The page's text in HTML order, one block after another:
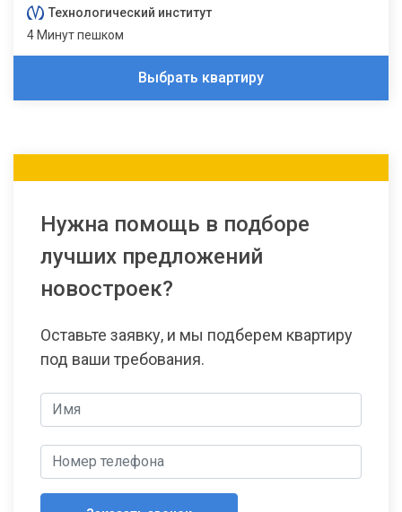
Технологический институт
4 Минут пешком
Выбрать квартиру
Нужна помощь в подборе
лучших предложений
новостроек?
Оставьте заявку, и мы подберем квартиру
под ваши требования.